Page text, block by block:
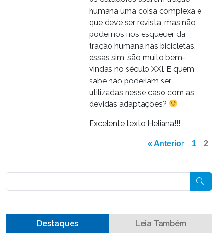
humana uma coisa complexa e
que deve ser revista, mas não
podemos nos esquecer da
tração humana nas bicicletas,
essas sim, são muito bem-
vindas no século XXI. E quem
sabe não poderiam ser
utilizadas nesse caso com as
devidas adaptações?
Excelente texto Heliana!!!
« Anterior 1 2
Destaques Leia Também